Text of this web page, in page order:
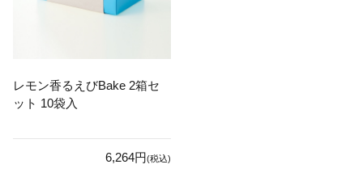
レモン香るえびBake 2箱セ
ット 10袋入
6,264円(税込)